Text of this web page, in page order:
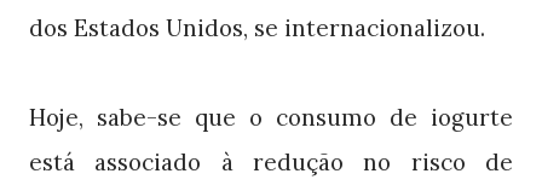
dos Estados Unidos, se internacionalizou.
Hoje, sabe-se que o consumo de iogurte
está associado à redução no risco de